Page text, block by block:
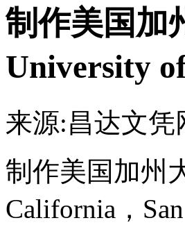
制作美国加
University
来源:昌达文凭
制作美国加州
California，